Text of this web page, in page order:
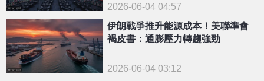
2026-06-04 04:57
伊朗戰爭推升能源成本！美聯準會
褐皮書：通膨壓力轉趨強勁
2026-06-04 03:12